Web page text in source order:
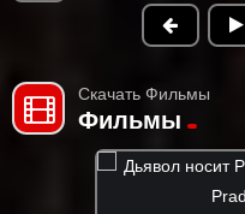
Скачать Фильмы
Фильмы